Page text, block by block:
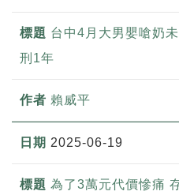
台中4月大男嬰嗆奶
刑1年
賴威平
2025-06-19
為了3萬元代價慘痛